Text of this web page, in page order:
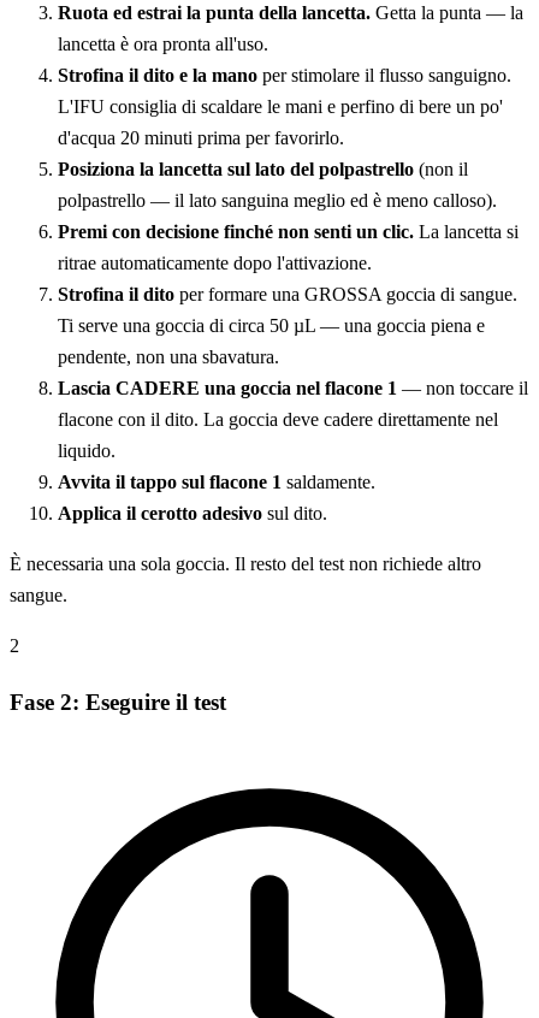
Ruota ed estrai la punta della lancetta. Getta la punta — la
lancetta è ora pronta all'uso.
Strofina il dito e la mano per stimolare il flusso sanguigno.
L'IFU consiglia di scaldare le mani e perfino di bere un po'
d'acqua 20 minuti prima per favorirlo.
Posiziona la lancetta sul lato del polpastrello (non il
polpastrello — il lato sanguina meglio ed è meno calloso).
Premi con decisione finché non senti un clic. La lancetta si
ritrae automaticamente dopo l'attivazione.
Strofina il dito per formare una GROSSA goccia di sangue.
Ti serve una goccia di circa 50 µL — una goccia piena e
pendente, non una sbavatura.
Lascia CADERE una goccia nel flacone 1 — non toccare il
flacone con il dito. La goccia deve cadere direttamente nel
liquido.
Avvita il tappo sul flacone 1 saldamente.
Applica il cerotto adesivo sul dito.
È necessaria una sola goccia. Il resto del test non richiede altro
sangue.
2
Fase 2: Eseguire il test